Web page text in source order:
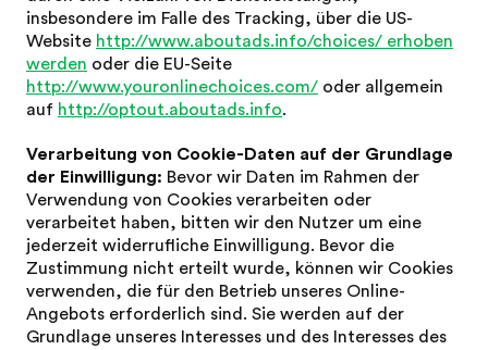
insbesondere im Falle des Tracking, über die US-
Website http://www.aboutads.info/choices/ erhoben
werden oder die EU-Seite
http://www.youronlinechoices.com/ oder allgemein
auf http://optout.aboutads.info.
Verarbeitung von Cookie-Daten auf der Grundlage
der Einwilligung: Bevor wir Daten im Rahmen der
Verwendung von Cookies verarbeiten oder
verarbeitet haben, bitten wir den Nutzer um eine
jederzeit widerrufliche Einwilligung. Bevor die
Zustimmung nicht erteilt wurde, können wir Cookies
verwenden, die für den Betrieb unseres Online-
Angebots erforderlich sind. Sie werden auf der
Grundlage unseres Interesses und des Interesses des